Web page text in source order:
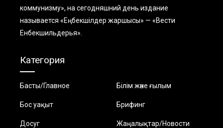
коммунизму», на сегодняшний день издание
называется «Еңбекшiлдер жаршысы» — «Вести
Енбекшильдерья».
Категория
Басты/Главное Білім және ғылым
Бос уақыт Брифинг
Досуг Жаңалықтар/Новости